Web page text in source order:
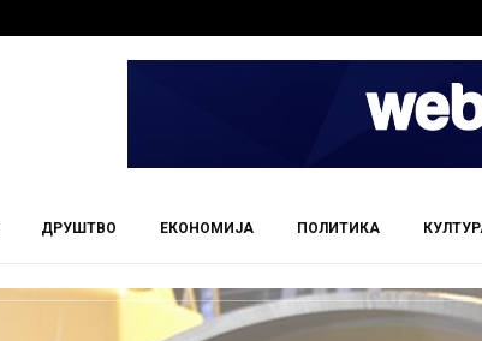
ДРУШТВО ЕКОНОМИЈА ПОЛИТИКА